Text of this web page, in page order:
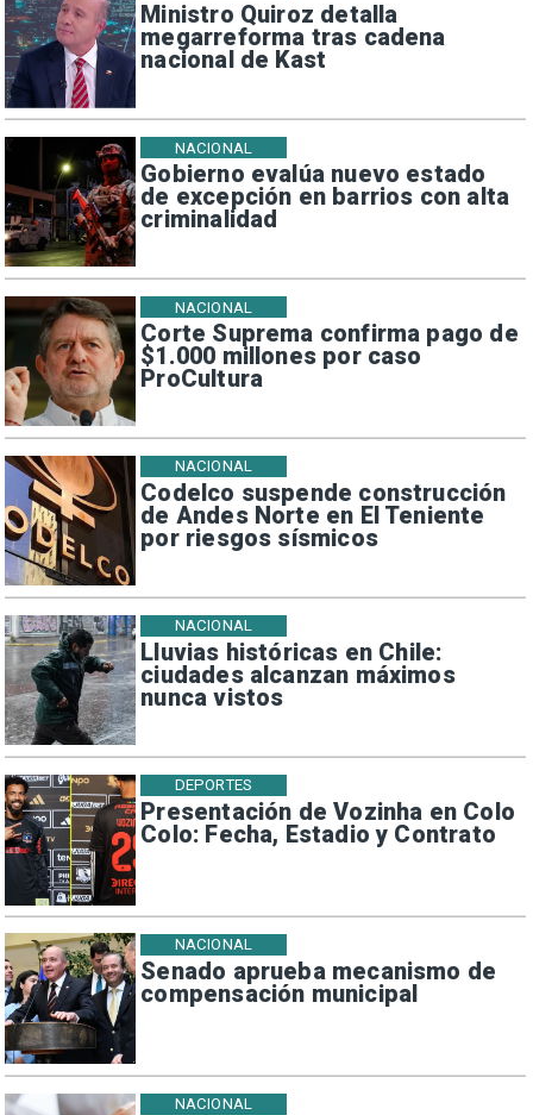
Ministro Quiroz detalla
megarreforma tras cadena
nacional de Kast
Gobierno evalúa nuevo estado
de excepción en barrios con alta
criminalidad
NACIONAL
Corte Suprema confirma pago de
$1.000 millones por caso
ProCultura
NACIONAL
Codelco suspende construcción
de Andes Norte en El Teniente
por riesgos sísmicos
NACIONAL
Lluvias históricas en Chile:
ciudades alcanzan máximos
nunca vistos
NACIONAL
Presentación de Vozinha en Colo
Colo: Fecha, Estadio y Contrato
DEPORTES
Senado aprueba mecanismo de
compensación municipal
NACIONAL
NACIONAL